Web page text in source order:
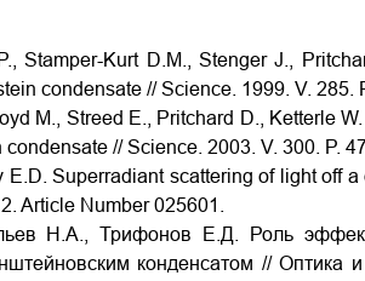
Stamper-Kurt D.M., Stenger J.,
condensate // Science. 1999. V. 285.
M., Streed E., Pritchard D., Ketterle
// Science. 2003. V. 300. P.
E.D. Superradiant scattering of light off
Article Number 025601.
Н.А., Трифонов Е.Д. Роль
конденсатом // Оптика